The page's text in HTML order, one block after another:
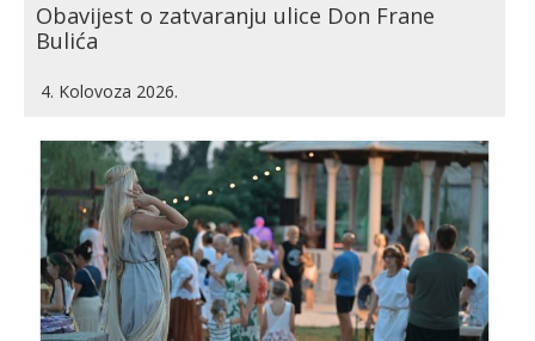
Obavijest o zatvaranju ulice Don Frane
Bulića
4. Kolovoza 2026.